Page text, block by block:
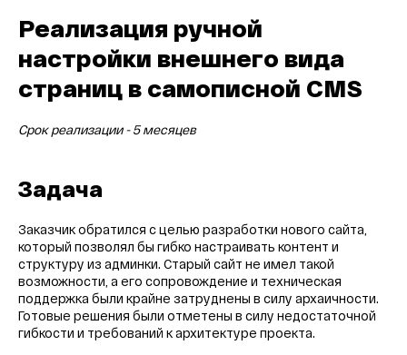
Реализация ручной
настройки внешнего вида
страниц в самописной CMS
Срок реализации - 5 месяцев
Задача
Заказчик обратился с целью разработки нового сайта,
который позволял бы гибко настраивать контент и
структуру из админки. Старый сайт не имел такой
возможности, а его сопровождение и техническая
поддержка были крайне затруднены в силу архаичности.
Готовые решения были отметены в силу недостаточной
гибкости и требований к архитектуре проекта.